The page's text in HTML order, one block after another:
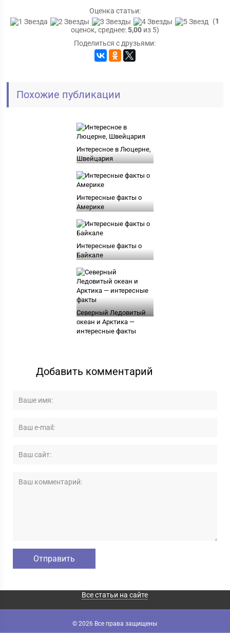
Оценка статьи:
(1
оценок, среднее:5,00из 5)
Поделиться с друзьями:
Похожие публикации
Интересное в Люцерне,
Швейцария
Интересные факты о
Америке
Интересные факты о
Байкале
Северный Ледовитый
океан и Арктика —
интересные факты
Добавить комментарий
Все статьи на сайте
© 2026 Все права защищены